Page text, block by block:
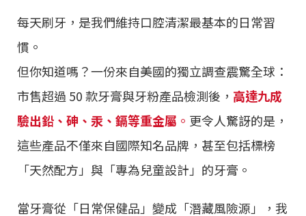
每天刷牙，是我們維持口腔清潔最基本的日常習
慣。
但你知道嗎？一份來自美國的獨立調查震驚全球：
市售超過 50 款牙膏與牙粉產品檢測後， 高達九成
驗出鉛、砷、汞、鎘等重金屬 。 更令人驚訝的是，
這些產品不僅來自國際知名品牌，甚至包括標榜
「天然配方」與「專為兒童設計」的牙膏。
當牙膏從「日常保健品」變成「潛藏風險源」，我